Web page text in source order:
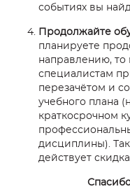
событиях вы
Продолжайте
планируете
направлению, то
специалистам
перезачётом и
учебного плана
краткосрочном
дисциплины).
действует